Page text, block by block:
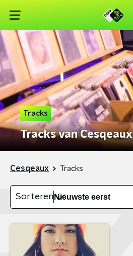
Tracks
Tracks van Cesqeaux
Cesqeaux Tracks
Sorteren